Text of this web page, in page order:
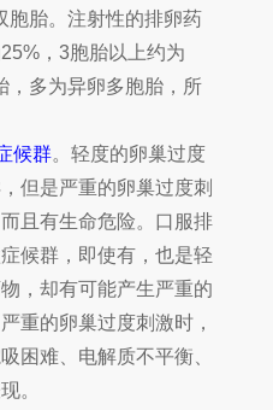
胞胎。注射性的排卵药
25% ， 3 胞胎以上约为
，多为异卵多胞胎，所
候群。 轻度的卵巢过度
但是严重的卵巢过度刺
且有生命危险。口服排
候群，即使有，也是轻
，却有可能产生严重的
严重的卵巢过度刺激时，
困难、电解质不平衡、
。